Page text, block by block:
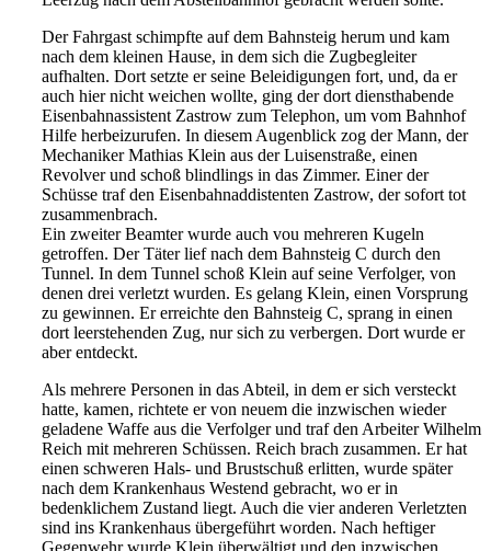
Der Fahrgast schimpfte auf dem Bahnsteig herum und kam
nach dem kleinen Hause, in dem sich die Zugbegleiter
aufhalten. Dort setzte er seine Beleidigungen fort, und, da er
auch hier nicht weichen wollte, ging der dort diensthabende
Eisenbahnassistent Zastrow zum Telephon, um vom Bahnhof
Hilfe herbeizurufen. In diesem Augenblick zog der Mann, der
Mechaniker Mathias Klein aus der Luisenstraße, einen
Revolver und schoß blindlings in das Zimmer. Einer der
Schüsse traf den Eisenbahnaddistenten Zastrow, der sofort tot
zusammenbrach.
Ein zweiter Beamter wurde auch vou mehreren Kugeln
getroffen. Der Täter lief nach dem Bahnsteig C durch den
Tunnel. In dem Tunnel schoß Klein auf seine Verfolger, von
denen drei verletzt wurden. Es gelang Klein, einen Vorsprung
zu gewinnen. Er erreichte den Bahnsteig C, sprang in einen
dort leerstehenden Zug, nur sich zu verbergen. Dort wurde er
aber entdeckt.
Als mehrere Personen in das Abteil, in dem ersich versteckt
hatte, kamen, richtete er von neuem die inzwischen wieder
geladene Waffe aus die Verfolgerund traf den Arbeiter Wilhelm
Reich mit mehreren Schüssen. Reich brach zusammen. Er hat
einen schweren Hals- und Brustschuß erlitten, wurde später
nach dem Krankenhaus Westend gebracht, wo er in
bedenklichem Zustand liegt. Auch die vieranderen Verletzten
sind ins Krankenhaus übergeführt worden. Nach heftiger
Gegenwehr wurde Klein überwältigt und den inzwischen